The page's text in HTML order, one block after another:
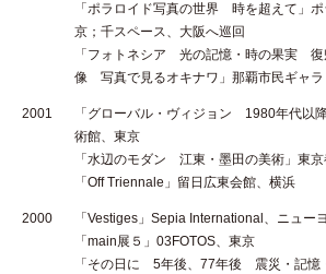
「ポラロイド写真の世界 時を超えて」
京；千スペース、大阪へ巡回
「フォトネシア 光の記憶・時の果実
像 写真で見るオキナワ」那覇市民ギャラ
2001
「グローバル・ヴィジョン 1980年代以
術館、東京
「水辺のモダン 江東・墨田の美術」東
「Off Triennale」留日広東会館、横浜
2000
「Vestiges」Sepia International、ニュー
「main展５」03FOTOS、東京
「その日に 5年後、77年後 震災・記憶